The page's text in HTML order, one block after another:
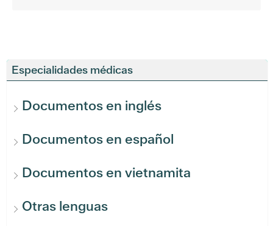
Especialidades médicas
Documentos en inglés
Documentos en español
Documentos en vietnamita
Otras lenguas